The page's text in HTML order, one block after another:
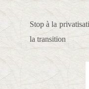
Stop à la
la transition